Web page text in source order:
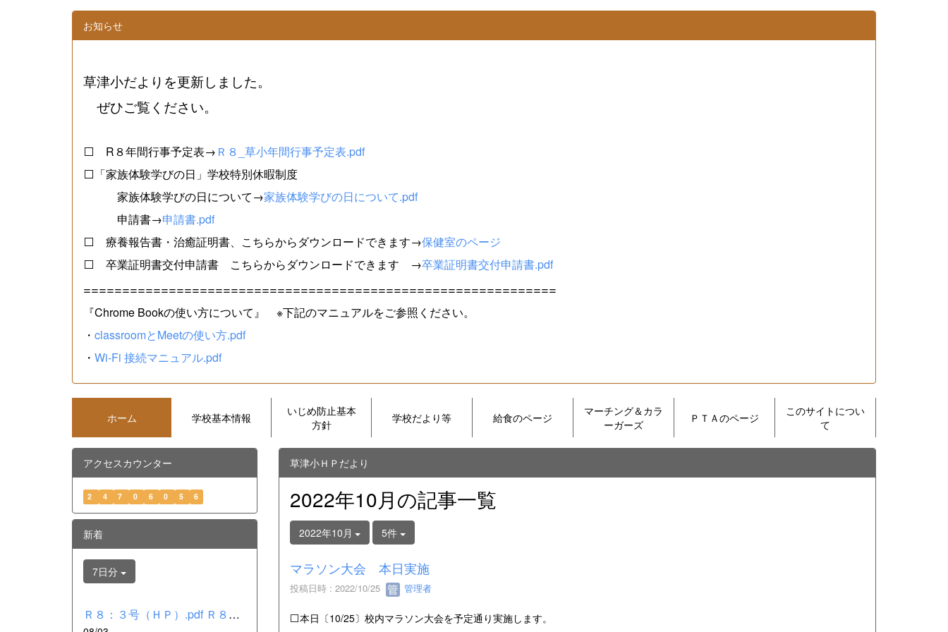
お知らせ
草津小だよりを更新しました。
ぜひご覧ください。
⬜ R８年間行事予定表→ Ｒ８_草小年間行事予定表.pdf
⬜「家族体験学びの日」学校特別休暇制度
家族体験学びの日について→家族体験学びの日について.pdf
申請書→申請書.pdf
⬜ 療養報告書・治癒証明書、こちらからダウンロードできます→保健室のページ
⬜ 卒業証明書交付申請書 こちらからダウンロードできます →卒業証明書交付申請書.pdf
=============================================================
『Chrome Bookの使い方について』 ※下記のマニュアルをご参照ください。
・ classroomとMeetの使い方.pdf
・ Wi-Fi 接続マニュアル.pdf
ホーム 学校基本情報
いじめ防止基本
方針
学校だより等 給食のページ
マーチング＆カラ
ーガーズ
ＰＴＡのページ
このサイトについ
て
草津小ＨＰだより
2022年10月の記事一覧
2022年10月 5件
マラソン大会 本日実施
投稿日時 : 2022/10/25 管理者
⬜本日〔10/25〕校内マラソン大会を予定通り実施します。
アクセスカウンター
2 4 7 0 6 0 5 6
新着
7日分
Ｒ８：３号（ＨＰ）.pdf Ｒ８：２号（ＨＰ）.pdf Ｒ８：１号（Ｈ...